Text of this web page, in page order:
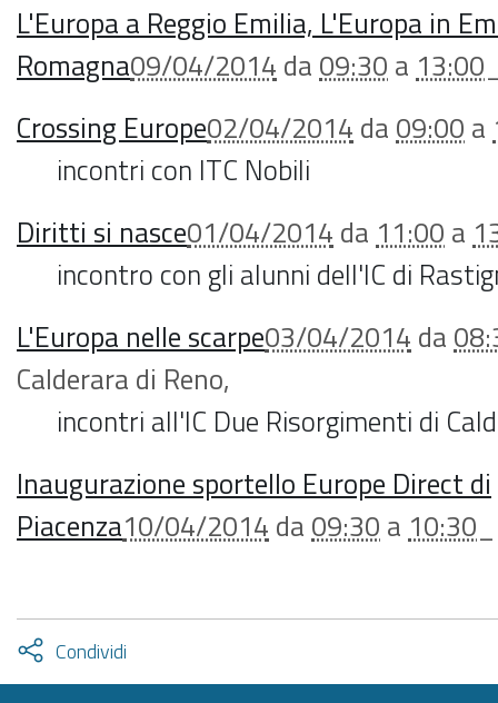
L'Europa a Reggio Emilia, L'Europa in
Romagna09/04/2014 da 09:30 a 13:00
Crossing Europe02/04/2014 da 09:00 a
incontri con ITC Nobili
Diritti si nasce01/04/2014 da 11:00 a
incontro con gli alunni dell'IC di
L'Europa nelle scarpe03/04/2014 da
Calderara di Reno,
incontri all'IC Due Risorgimenti di
Inaugurazione sportello Europe Direct di
Piacenza10/04/2014 da 09:30 a 10:30
Condividi
facebook
twitter
Attiva
condividi